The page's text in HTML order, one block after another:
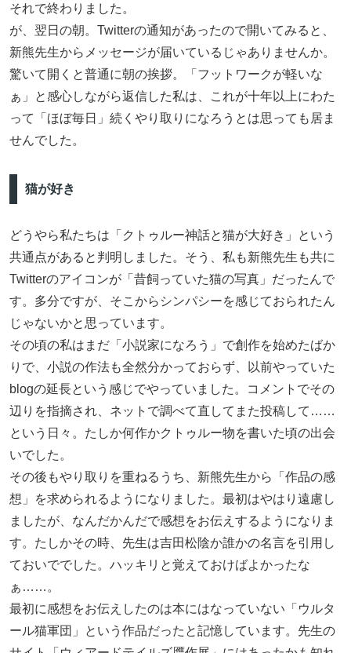
それで終わりました。
が、翌日の朝。Twitterの通知があったので開いてみると、
新熊先生からメッセージが届いているじゃありませんか。
驚いて開くと普通に朝の挨拶。「フットワークが軽いな
ぁ」と感心しながら返信した私は、これが十年以上にわた
って「ほぼ毎日」続くやり取りになろうとは思っても居ま
せんでした。
猫が好き
どうやら私たちは「クトゥルー神話と猫が大好き」という
共通点があると判明しました。そう、私も新熊先生も共に
Twitterのアイコンが「昔飼っていた猫の写真」だったんで
す。多分ですが、そこからシンパシーを感じておられたん
じゃないかと思っています。
その頃の私はまだ「小説家になろう」で創作を始めたばか
りで、小説の作法も全然分かっておらず、以前やっていた
blogの延長という感じでやっていました。コメントでその
辺りを指摘され、ネットで調べて直してまた投稿して……
という日々。たしか何作かクトゥルー物を書いた頃の出会
いでした。
その後もやり取りを重ねるうち、新熊先生から「作品の感
想」を求められるようになりました。最初はやはり遠慮し
ましたが、なんだかんだで感想をお伝えするようになりま
す。たしかその時、先生は吉田松陰か誰かの名言を引用し
ておいででした。ハッキリと覚えておけばよかったな
ぁ……。
最初に感想をお伝えしたのは本にはなっていない「ウルタ
ール猫軍団」という作品だったと記憶しています。先生の